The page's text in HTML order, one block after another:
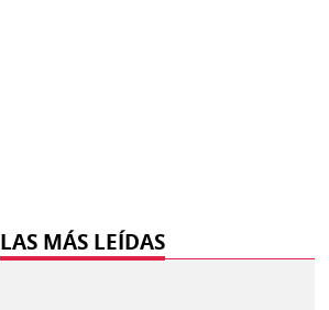
LAS MÁS LEÍDAS